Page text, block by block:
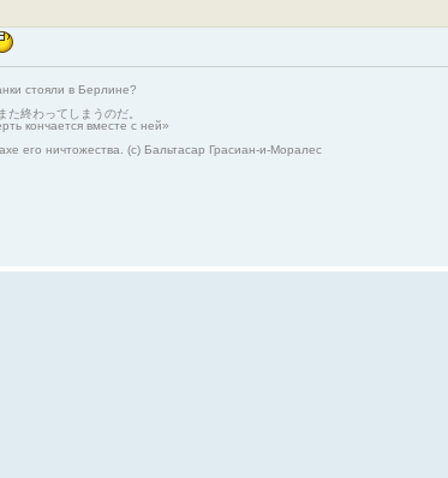
стояли в Берлине?
終わってしまうのだ。
кончается вместе с ней»
его ничтожества. (с) Бальтасар Грасиан-и-Моралес